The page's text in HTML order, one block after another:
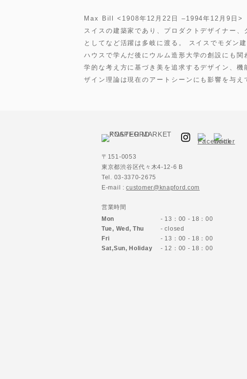
Max Bill <1908年12月22日 –1994年12月9日>
スイスの建築家であり、プロダクトデザイナー
としてなど活躍は多岐に渡る。 スイスでモダン
ハウスで学んだ後にウルム造形大学の創設にも
学的な考え方に基づき美を追求するデザイン、
ザイン理論は現在のアートシーンにも影響を与え
〒151-0053
東京都渋谷区代々木4-12-6 B
Tel. 03-3370-2675
E-mail :customer@knapford.com
営業時間
Mon
- 13：00 - 18：00
Tue, Wed, Thu
- closed
Fri
- 13：00 - 18：00
Sat,Sun,Holiday - 12：00 - 18：00